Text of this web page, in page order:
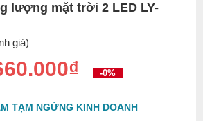
lượng mặt trời 2 LED LY-
giá)
-0%
TẠM NGỪNG KINH DOANH